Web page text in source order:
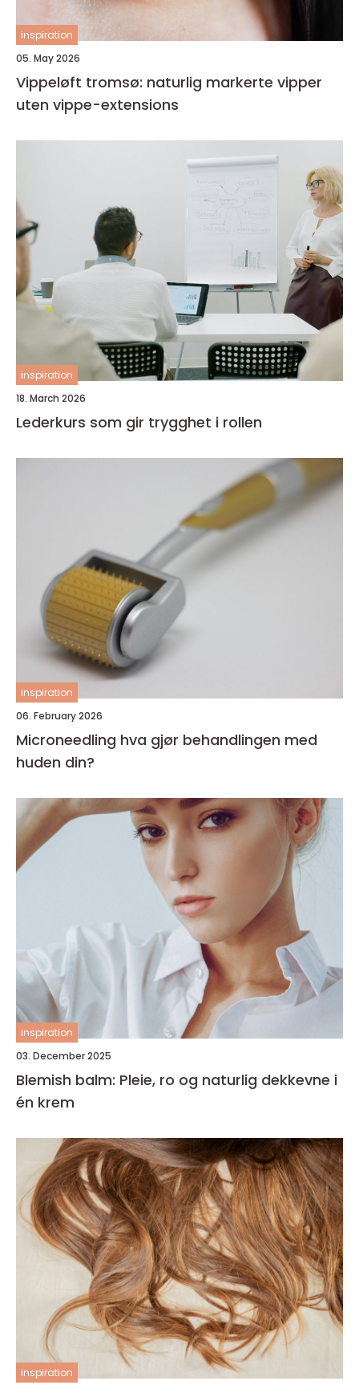
inspiration
05. May 2026
Vippeløft tromsø: naturlig markerte vipper
uten vippe-extensions
inspiration
18. March 2026
Lederkurs som gir trygghet i rollen
inspiration
06. February 2026
Microneedling hva gjør behandlingen med
huden din?
inspiration
03. December 2025
Blemish balm: Pleie, ro og naturlig dekkevne i
én krem
inspiration